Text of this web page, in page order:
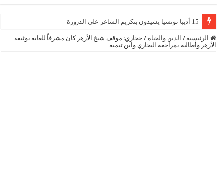
15 أديبا تونسيا يشيدون بتكريم الشاعر علي الدرورة
الرئيسية / الدين والحياة / حجازي: موقف شيخ الأزهر كان مشرفاً للغاية بوثيقة
الأزهر وأطالبه بمراجعة البخاري وابن تيمية